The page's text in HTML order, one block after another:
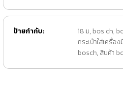
ป้ายกำกับ: 18 ม, bos ch,
กระเป๋าใส่เครื่อง
bosch, สินค้า